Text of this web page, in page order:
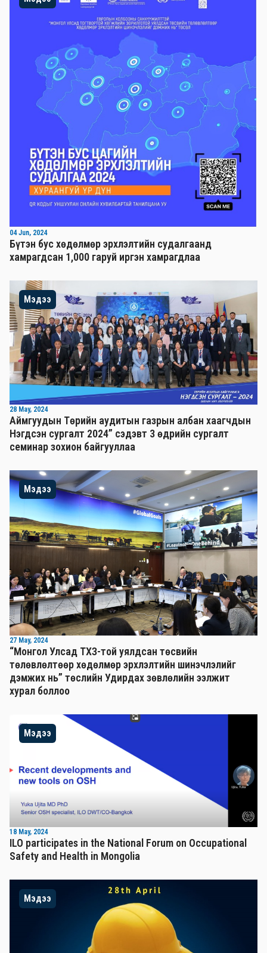
04 Jun, 2024
Бүтэн бус хөдөлмөр эрхлэлтийн судалгаанд
хамрагдсан 1,000 гаруй иргэн хамрагдлаа
Мэдээ
28 May, 2024
Аймгуудын Төрийн аудитын газрын албан хаагчдын
Нэгдсэн сургалт 2024” сэдэвт 3 өдрийн сургалт
семинар зохион байгууллаа
Мэдээ
27 May, 2024
“Монгол Улсад ТХЗ-той уялдсан төсвийн
төлөвлөлтөөр хөдөлмөр эрхлэлтийн шинэчлэлийг
дэмжих нь” төслийн Удирдах зөвлөлийн ээлжит
хурал боллоо
Мэдээ
18 May, 2024
ILO participates in the National Forum on Occupational
Safety and Health in Mongolia
Мэдээ